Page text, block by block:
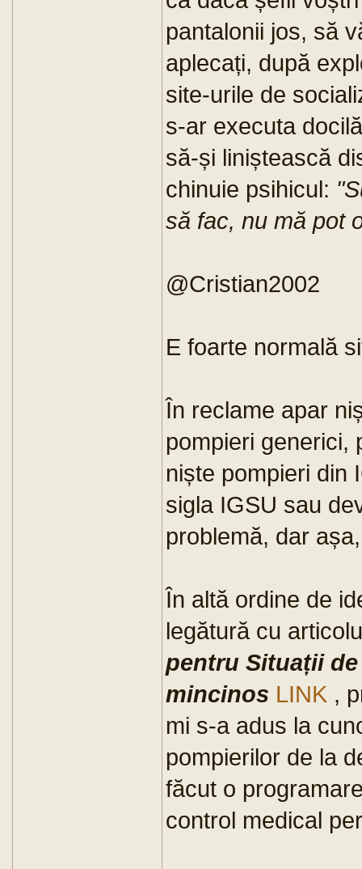
pantalonii jos, să
aplecați, după
site-urile de
s-ar executa
să-și liniștească
chinuie psihicul:
să fac, nu mă pot
@Cristian2002
E foarte normală
În reclame apar
pompieri generici,
niște pompieri din
sigla IGSU sau
problemă, dar
În altă ordine de
legătură cu
pentru Situații
mincinos LINK ,
mi s-a adus la
pompierilor de la
făcut o
control medical